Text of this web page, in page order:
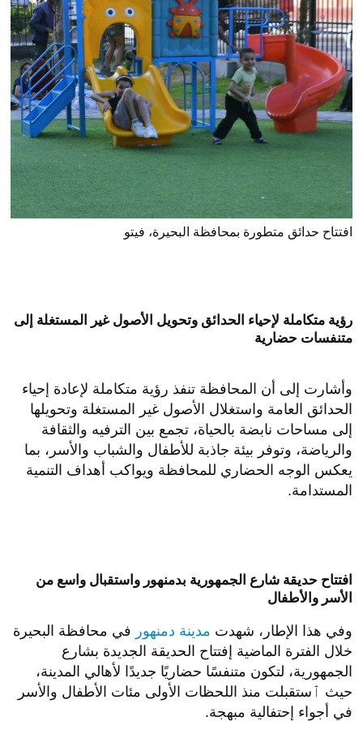
افتتاح حدائق متطورة بمحافظة البحيرة، فيتو
رؤية متكاملة لإحياء الحدائق وتحويل الأصول غير المستغلة إلى
متنفسات حضارية
وأشارت إلى أن المحافظة تنفذ رؤية متكاملة لإعادة إحياء
الحدائق العامة واستغلال الأصول غير المستغلة وتحويلها
إلى مساحات نابضة بالحياة، تجمع بين الترفيه والثقافة
والرياضة، وتوفر بيئة جاذبة للأطفال والشباب والأسر، بما
يعكس الوجه الحضاري للمحافظة ويواكب أهداف التنمية
المستدامة.
افتتاح حديقة شارع الجمهورية بدمنهور واستقبال واسع من
الأسر والأطفال
وفي هذا الإطار، شهدت مدينة دمنهور في محافظة البحيرة
خلال الفترة الماضية إفتتاح الحديقة الجديدة بشارع
الجمهورية، لتكون متنفسًا حضاريًا جديدًا لأهالي المدينة،
حيث ٱستقبلت منذ اللحظات الأولى مئات الأطفال والأسر
في أجواء إحتفالية مبهجة.